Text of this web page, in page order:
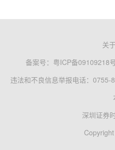
关
备案号： 粤ICP备09109218
违法和不良信息举报电话：0755-
深圳证券